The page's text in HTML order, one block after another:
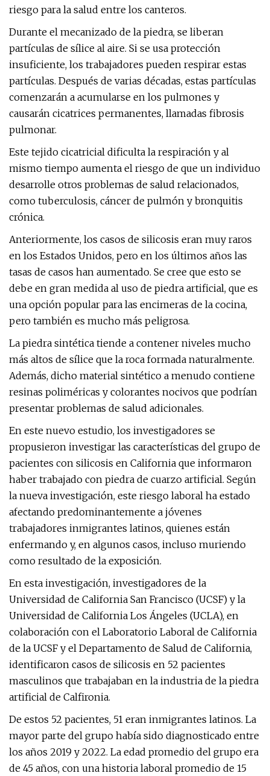
riesgo para la salud entre los canteros.
Durante el mecanizado de la piedra, se liberan
partículas de sílice al aire. Si se usa protección
insuficiente, los trabajadores pueden respirar estas
partículas. Después de varias décadas, estas partículas
comenzarán a acumularse en los pulmones y
causarán cicatrices permanentes, llamadas fibrosis
pulmonar.
Este tejido cicatricial dificulta la respiración y al
mismo tiempo aumenta el riesgo de que un individuo
desarrolle otros problemas de salud relacionados,
como tuberculosis, cáncer de pulmón y bronquitis
crónica.
Anteriormente, los casos de silicosis eran muy raros
en los Estados Unidos, pero en los últimos años las
tasas de casos han aumentado. Se cree que esto se
debe en gran medida al uso de piedra artificial, que es
una opción popular para las encimeras de la cocina,
pero también es mucho más peligrosa.
La piedra sintética tiende a contener niveles mucho
más altos de sílice que la roca formada naturalmente.
Además, dicho material sintético a menudo contiene
resinas poliméricas y colorantes nocivos que podrían
presentar problemas de salud adicionales.
En este nuevo estudio, los investigadores se
propusieron investigar las características del grupo de
pacientes con silicosis en California que informaron
haber trabajado con piedra de cuarzo artificial. Según
la nueva investigación, este riesgo laboral ha estado
afectando predominantemente a jóvenes
trabajadores inmigrantes latinos, quienes están
enfermando y, en algunos casos, incluso muriendo
como resultado de la exposición.
En esta investigación, investigadores de la
Universidad de California San Francisco (UCSF) y la
Universidad de California Los Ángeles (UCLA), en
colaboración con el Laboratorio Laboral de California
de la UCSF y el Departamento de Salud de California,
identificaron casos de silicosis en 52 pacientes
masculinos que trabajaban en la industria de la piedra
artificial de Calfironia.
De estos 52 pacientes, 51 eran inmigrantes latinos. La
mayor parte del grupo había sido diagnosticado entre
los años 2019 y 2022. La edad promedio del grupo era
de 45 años, con una historia laboral promedio de 15